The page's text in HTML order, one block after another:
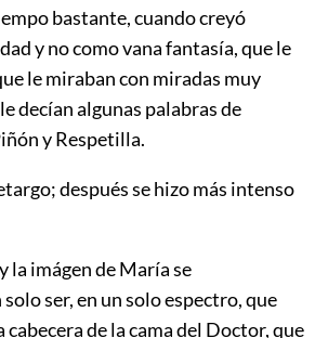
bastante, cuando creyó
y no como vana fantasía, que le
le miraban con miradas muy
decían algunas palabras de
y Respetilla.
después se hizo más intenso
la imágen de María se
ser, en un solo espectro, que
cabecera de la cama del Doctor, que